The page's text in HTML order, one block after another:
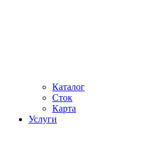
Каталог
Сток
Карта
Услуги